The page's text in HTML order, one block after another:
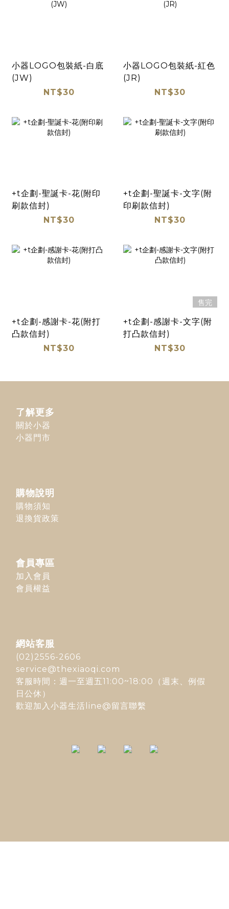
小器LOGO包裝紙-白底
(JW)
NT$30
小器LOGO包裝紙-紅色
(JR)
NT$30
+t企劃-聖誕卡-花(附印
刷款信封)
NT$30
+t企劃-聖誕卡-文字(附
印刷款信封)
NT$30
+t企劃-感謝卡-花(附打
凸款信封)
NT$30
售完
+t企劃-感謝卡-文字(附
打凸款信封)
NT$30
了解更多
關於小器
小器門市
購物說明
購物須知
退換貨政策
會員專區
加入會員
會員權益
網站客服
(02)2556-2606
service@thexiaoqi.com
客服時間：週一至週五11:00~18:00（週末、例假
日公休）
歡迎加入 小器生活line@留言聯繫